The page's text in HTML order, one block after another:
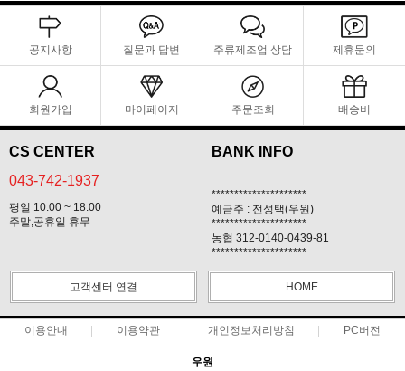
공지사항 질문과 답변 주류제조업 상담 제휴문의
회원가입 마이페이지 주문조회 배송비
CS CENTER
043-742-1937
평일 10:00 ~ 18:00
주말,공휴일 휴무
BANK INFO
*********************
예금주 : 전성택(우원)
*********************
농협 312-0140-0439-81
*********************
고객센터 연결 HOME
이용안내 이용약관 개인정보처리방침 PC버전
우원